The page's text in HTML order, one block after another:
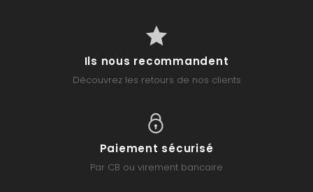
Ils nous recommandent
Découvrez les retours de nos clients
Paiement sécurisé
Par CB ou virement bancaire